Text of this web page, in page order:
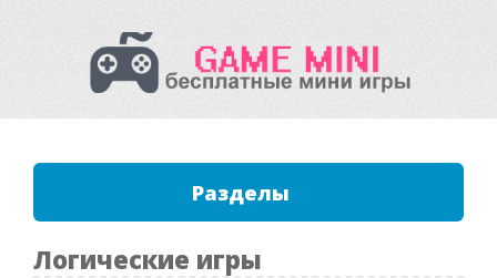
Разделы
Логические игры